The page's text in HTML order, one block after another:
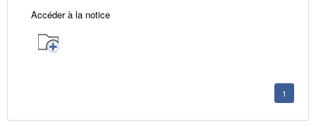
Accéder à la notice
1